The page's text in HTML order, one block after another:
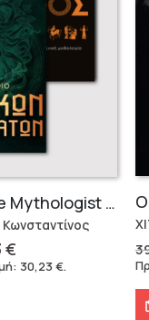
Συλλογή The Mythologist (2 βιβλία)
€
τρέχουσα
30,23€.